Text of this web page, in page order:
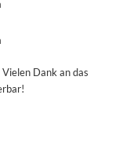
Dank an das